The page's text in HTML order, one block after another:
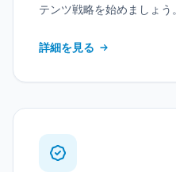
テンツ戦略を始めましょう。
詳細を見る